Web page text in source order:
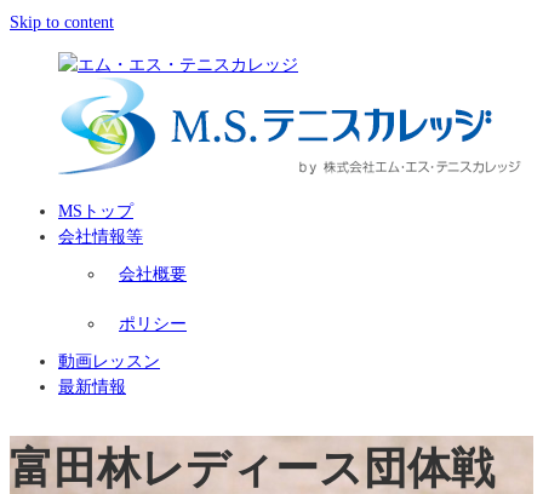
Skip to content
MSトップ
会社情報等
会社概要
ポリシー
動画レッスン
最新情報
富田林レディース団体戦